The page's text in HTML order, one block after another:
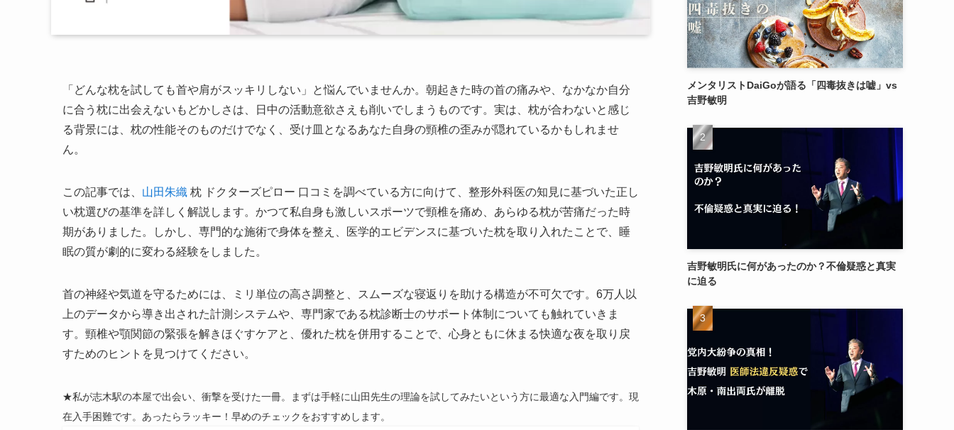
「どんな枕を試しても首や肩がスッキリしない」と悩んでいませんか。朝起きた時の首の痛みや、なかなか自分
に合う枕に出会えないもどかしさは、日中の活動意欲さえも削いでしまうものです。実は、枕が合わないと感じ
る背景には、枕の性能そのものだけでなく、受け皿となるあなた自身の頸椎の歪みが隠れているかもしれませ
ん。
この記事では、 山田朱織 枕 ドクターズピロー 口コミを調べている方に向けて、整形外科医の知見に基づいた正し
い枕選びの基準を詳しく解説します。かつて私自身も激しいスポーツで頸椎を痛め、あらゆる枕が苦痛だった時
期がありました。しかし、専門的な施術で身体を整え、医学的エビデンスに基づいた枕を取り入れたことで、睡
眠の質が劇的に変わる経験をしました。
首の神経や気道を守るためには、ミリ単位の高さ調整と、スムーズな寝返りを助ける構造が不可欠です。6万人以
上のデータから導き出された計測システムや、専門家である枕診断士のサポート体制についても触れていきま
す。頸椎や顎関節の緊張を解きほぐすケアと、優れた枕を併用することで、心身ともに休まる快適な夜を取り戻
すためのヒントを見つけてください。
★私が志木駅の本屋で出会い、衝撃を受けた一冊。まずは手軽に山田先生の理論を試してみたいという方に最適な入門編です。現
在入手困難です。あったらラッキー！早めのチェックをおすすめします。
メンタリストDaiGoが語る「四毒抜きは嘘」vs
吉野敏明
吉野敏明氏に何があったのか？不倫疑惑と真実
に迫る